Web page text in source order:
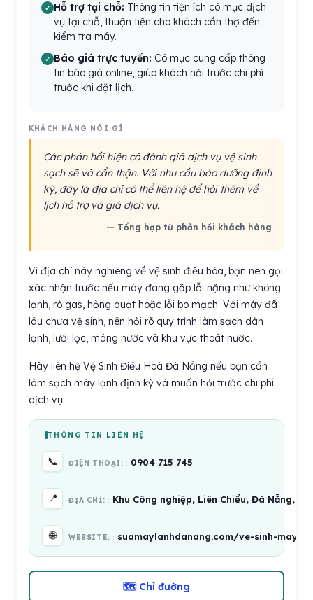
Hỗ trợ tại chỗ: Thông tin tiện ích có mục dịch
vụ tại chỗ, thuận tiện cho khách cần thợ đến
kiểm tra máy.
Báo giá trực tuyến: Có mục cung cấp thông
tin báo giá online, giúp khách hỏi trước chi phí
trước khi đặt lịch.
KHÁCH HÀNG NÓI GÌ
Các phản hồi hiện có đánh giá dịch vụ vệ sinh
sạch sẽ và cẩn thận. Với nhu cầu bảo dưỡng định
kỳ, đây là địa chỉ có thể liên hệ để hỏi thêm về
lịch hỗ trợ và giá dịch vụ.
— Tổng hợp từ phản hồi khách hàng
Vì địa chỉ này nghiêng về vệ sinh điều hòa, bạn nên gọi
xác nhận trước nếu máy đang gặp lỗi nặng như không
lạnh, rò gas, hỏng quạt hoặc lỗi bo mạch. Với máy đã
lâu chưa vệ sinh, nên hỏi rõ quy trình làm sạch dàn
lạnh, lưới lọc, máng nước và khu vực thoát nước.
Hãy liên hệ Vệ Sinh Điều Hoà Đà Nẵng nếu bạn cần
làm sạch máy lạnh định kỳ và muốn hỏi trước chi phí
dịch vụ.
THÔNG TIN LIÊN HỆ
📞 ĐIỆN THOẠI: 0904 715 745
📍 ĐỊA CHỈ: Khu Công nghiệp, Liên Chiểu, Đà Nẵng,
🌐 WEBSITE: suamaylanhdanang.com/ve-sinh-may-
🗺 Chỉ đường